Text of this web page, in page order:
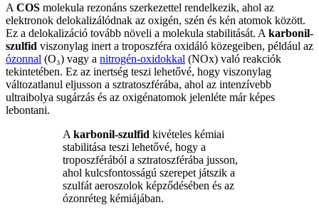
A COS molekula rezonáns szerkezettel rendelkezik, ahol az
elektronok delokalizálódnak az oxigén, szén és kén atomok között.
Ez a delokalizáció tovább növeli a molekula stabilitását. A karbonil-
szulfid viszonylag inert a troposzféra oxidáló közegeiben, például az
ózonnal (O₃) vagy a nitrogén-oxidokkal (NOx) való reakciók
tekintetében. Ez az inertség teszi lehetővé, hogy viszonylag
változatlanul eljusson a sztratoszférába, ahol az intenzívebb
ultraibolya sugárzás és az oxigénatomok jelenléte már képes
lebontani.
A karbonil-szulfid kivételes kémiai
stabilitása teszi lehetővé, hogy a
troposzférából a sztratoszférába jusson,
ahol kulcsfontosságú szerepet játszik a
szulfát aeroszolok képződésében és az
ózonréteg kémiájában.